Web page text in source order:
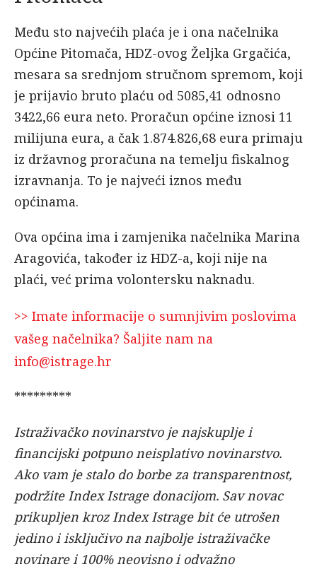
Među sto najvećih plaća je i ona načelnika
Općine Pitomača, HDZ-ovog Željka Grgačića,
mesara sa srednjom stručnom spremom, koji
je prijavio bruto plaću od 5085,41 odnosno
3422,66 eura neto. Proračun općine iznosi 11
milijuna eura, a čak 1.874.826,68 eura primaju
iz državnog proračuna na temelju fiskalnog
izravnanja. To je najveći iznos među
općinama.
Ova općina ima i zamjenika načelnika Marina
Aragovića, također iz HDZ-a, koji nije na
plaći, već prima volontersku naknadu.
>> Imate informacije o sumnjivim poslovima
vašeg načelnika? Šaljite nam na
info@istrage.hr
*********
Istraživačko novinarstvo je najskuplje i
financijski potpuno neisplativo novinarstvo.
Ako vam je stalo do borbe za transparentnost,
podržite Index Istrage donacijom. Sav novac
prikupljen kroz Index Istrage bit će utrošen
jedino i isključivo na najbolje istraživačke
novinare i 100% neovisno i odvažno